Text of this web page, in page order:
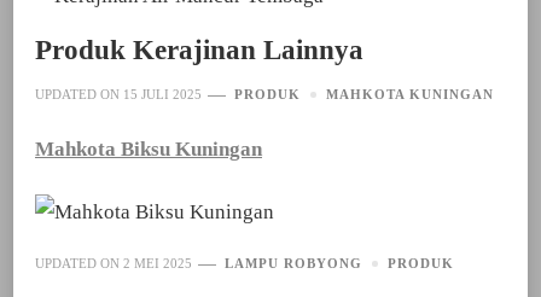
Produk Kerajinan Lainnya
UPDATED ON 15 JULI 2025 PRODUK MAHKOTA KUNINGAN
Mahkota Biksu Kuningan
UPDATED ON 2 MEI 2025 LAMPU ROBYONG PRODUK